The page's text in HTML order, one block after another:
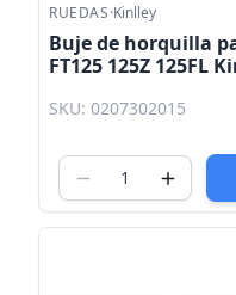
RUEDAS·Kinlley
Buje de horquilla
FT125 125Z 125FL
SKU: 0207302015